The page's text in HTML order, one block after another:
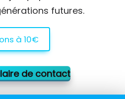
futures.
à 10€
de contact